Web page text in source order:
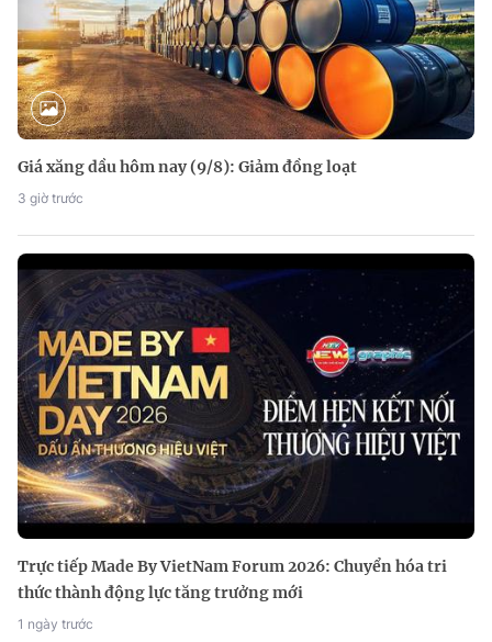
Giá xăng dầu hôm nay (9/8): Giảm đồng loạt
3 giờ trước
Trực tiếp Made By VietNam Forum 2026: Chuyển hóa tri
thức thành động lực tăng trưởng mới
1 ngày trước